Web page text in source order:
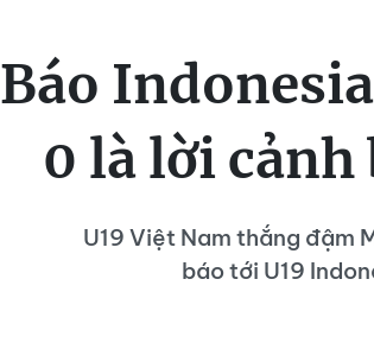
Báo
0 là lời cảnh
U19 Việt Nam thắng đậm
báo tới U19